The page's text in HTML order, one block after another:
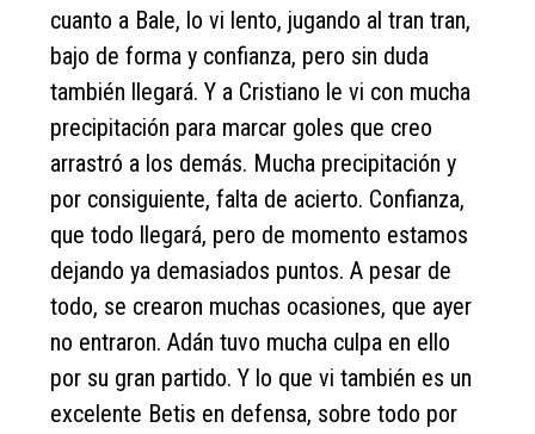
cuanto a Bale, lo vi lento, jugando al tran tran,
bajo de forma y confianza, pero sin duda
también llegará. Y a Cristiano le vi con mucha
precipitación para marcar goles que creo
arrastró a los demás. Mucha precipitación y
por consiguiente, falta de acierto. Confianza,
que todo llegará, pero de momento estamos
dejando ya demasiados puntos. A pesar de
todo, se crearon muchas ocasiones, que ayer
no entraron. Adán tuvo mucha culpa en ello
por su gran partido. Y lo que vi también es un
excelente Betis en defensa, sobre todo por